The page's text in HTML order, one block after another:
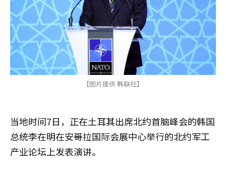
【图片提供 韩联社】
当地时间7日，正在土耳其出席北约首脑峰会的韩国
总统李在明在安哥拉国际会展中心举行的北约军工
产业论坛上发表演讲。